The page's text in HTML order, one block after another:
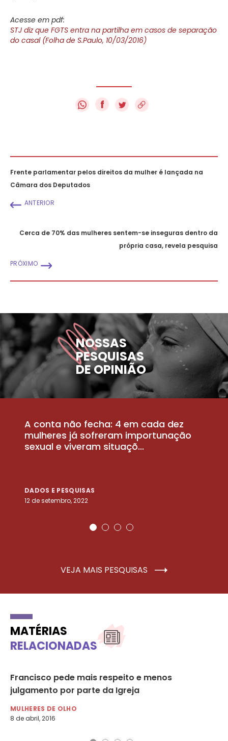
Acesse em pdf:
STJ diz que FGTS entra na partilha em casos de separação
do casal (Folha de S.Paulo, 10/03/2016)
f
Frente parlamentar pelos direitos da mulher é lançada na
Câmara dos Deputados
ANTERIOR
Cerca de 70% das mulheres sentem-se inseguras dentro da
própria casa, revela pesquisa
PRÓXIMO
NOSSAS
PESQUISAS
DE OPINIÃO
A conta não fecha: 4 em cada dez
mulheres já sofreram importunação
sexual e viveram situaçõ...
DADOS E PESQUISAS
12 de setembro, 2022
VEJA MAIS PESQUISAS
MATÉRIAS
RELACIONADAS
Francisco pede mais respeito e menos
julgamento por parte da Igreja
MULHERES DE OLHO
8 de abril, 2016